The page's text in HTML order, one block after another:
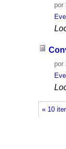
por
por
« 10